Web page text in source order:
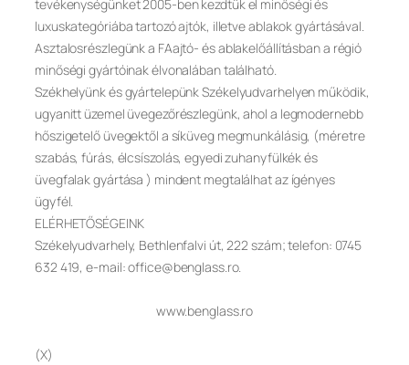
tevékenységünket 2005-ben kezdtük el minőségi és
luxuskategóriába tartozó ajtók, illetve ablakok gyártásával.
Asztalosrészlegünk a FAajtó- és ablakelőállításban a régió
minőségi gyártóinak élvonalában található.
Székhelyünk és gyártelepünk Székelyudvarhelyen működik,
ugyanitt üzemel üvegezőrészlegünk, ahol a legmodernebb
hőszigetelő üvegektől a síküveg megmunkálásig, (méretre
szabás, fúrás, élcsíszolás, egyedi zuhanyfülkék és
üvegfalak gyártása ) mindent megtalálhat az ígényes
ügyfél.
ELÉRHETŐSÉGEINK
Székelyudvarhely, Bethlenfalvi út, 222 szám; telefon: 0745
632 419, e-mail: office@benglass.ro.
www.benglass.ro
(X)